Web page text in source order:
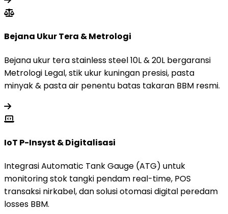
Bejana Ukur Tera & Metrologi
Bejana ukur tera stainless steel 10L & 20L bergaransi
Metrologi Legal, stik ukur kuningan presisi, pasta
minyak & pasta air penentu batas takaran BBM resmi.
IoT P-Insyst & Digitalisasi
Integrasi Automatic Tank Gauge (ATG) untuk
monitoring stok tangki pendam real-time, POS
transaksi nirkabel, dan solusi otomasi digital peredam
losses BBM.